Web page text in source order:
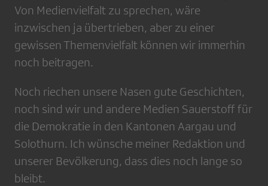
Von Medienvielfalt zu sprechen, wäre
inzwischen ja übertrieben, aber zu einer
gewissen Themenvielfalt können wir immerhin
noch beitragen.
Noch riechen unsere Nasen gute Geschichten,
noch sind wir und andere Medien Sauerstoff für
die Demokratie in den Kantonen Aargau und
Solothurn. Ich wünsche meiner Redaktion und
unserer Bevölkerung, dass dies noch lange so
bleibt.